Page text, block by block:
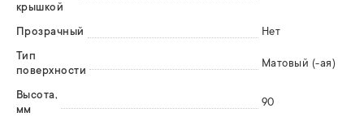
крышкой
Прозрачный
Нет
Тип
поверхности
Матовый (-ая)
Высота,
мм
90